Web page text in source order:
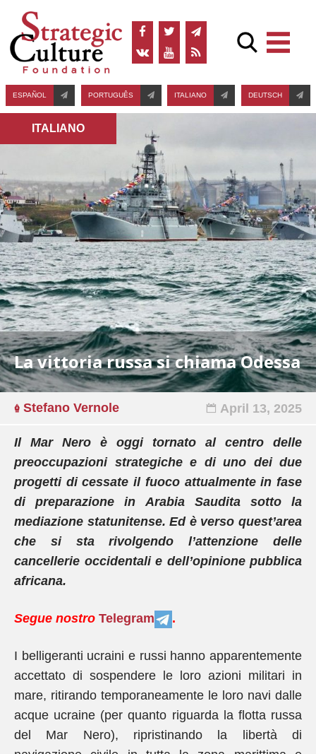
ESPAÑOL PORTUGUÊS ITALIANO DEUTSCH
ITALIANO
La vittoria russa si chiama Odessa
Stefano Vernole April 13, 2025
Il Mar Nero è oggi tornato al centro delle
preoccupazioni strategiche e di uno dei due
progetti di cessate il fuoco attualmente in fase
di preparazione in Arabia Saudita sotto la
mediazione statunitense. Ed è verso quest’area
che si sta rivolgendo l’attenzione delle
cancellerie occidentali e dell’opinione pubblica
africana.
Segue nostro Telegram .
I belligeranti ucraini e russi hanno apparentemente
accettato di sospendere le loro azioni militari in
mare, ritirando temporaneamente le loro navi dalle
acque ucraine (per quanto riguarda la flotta russa
del Mar Nero), ripristinando la libertà di